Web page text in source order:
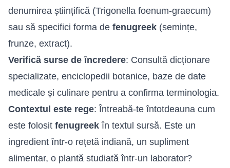
denumirea științifică (Trigonella foenum-graecum)
sau să specifici forma de fenugreek (semințe,
frunze, extract).
Verifică surse de încredere: Consultă dicționare
specializate, enciclopedii botanice, baze de date
medicale și culinare pentru a confirma terminologia.
Contextul este rege: Întreabă-te întotdeauna cum
este folosit fenugreek în textul sursă. Este un
ingredient într-o rețetă indiană, un supliment
alimentar, o plantă studiată într-un laborator?